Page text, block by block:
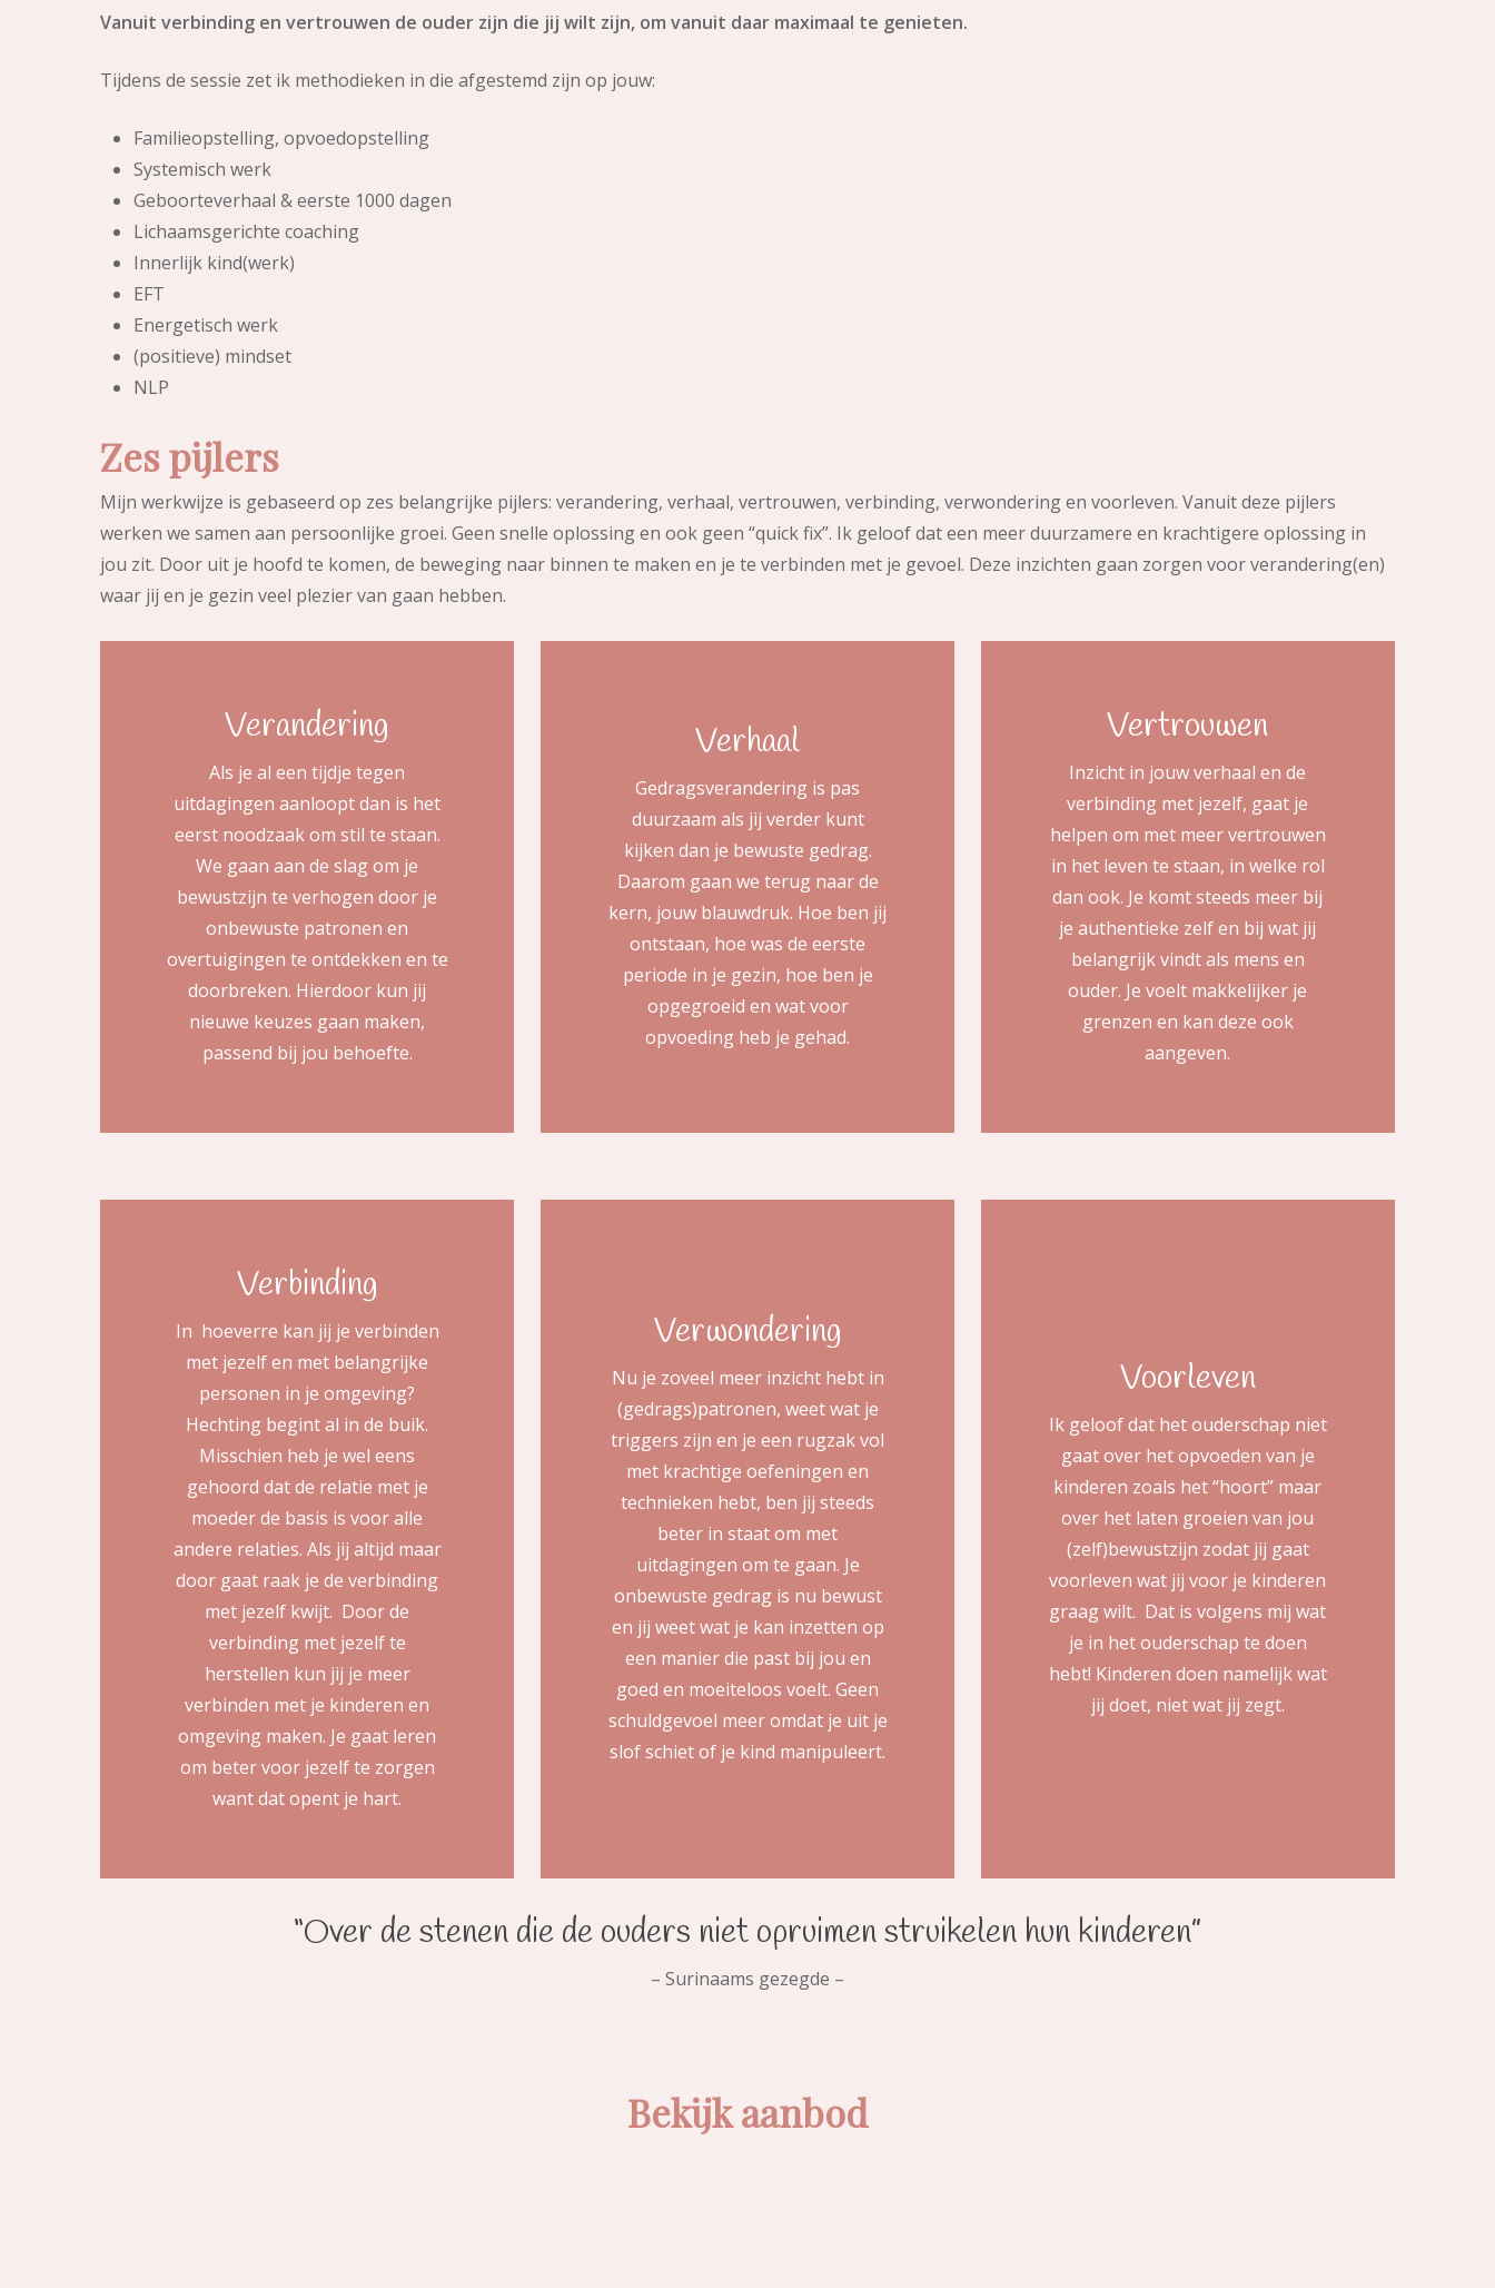
Vanuit verbinding en vertrouwen de ouder zijn die jij wilt zijn, om vanuit daar maximaal te genieten.
Tijdens de sessie zet ik methodieken in die afgestemd zijn op jouw:
Familieopstelling, opvoedopstelling
Systemisch werk
Geboorteverhaal & eerste 1000 dagen
Lichaamsgerichte coaching
Innerlijk kind(werk)
EFT
Energetisch werk
(positieve) mindset
NLP
Zespijlers
Mijn werkwijze is gebaseerd op zes belangrijke pijlers: verandering, verhaal, vertrouwen, verbinding, verwondering en voorleven. Vanuit deze pijlers
werken we samen aan persoonlijke groei. Geen snelle oplossing en ook geen “quick fix”. Ik geloof dat een meer duurzamere en krachtigere oplossing in
jou zit. Door uit je hoofd te komen, de beweging naar binnen te maken en je te verbinden met je gevoel. Deze inzichten gaan zorgen voor verandering(en)
waar jij en je gezin veel plezier van gaan hebben.
Verandering
Als je al een tijdje tegen
uitdagingen aanloopt dan is het
eerst noodzaak om stil te staan.
We gaan aan de slag om je
bewustzijn te verhogen door je
onbewuste patronen en
overtuigingen te ontdekken en te
doorbreken. Hierdoor kun jij
nieuwe keuzes gaan maken,
passend bij jou behoefte.
Verhaal
Gedragsverandering is pas
duurzaam als jij verder kunt
kijken dan je bewuste gedrag.
Daarom gaan we terug naar de
kern, jouw blauwdruk. Hoe ben jij
ontstaan, hoe was de eerste
periode in je gezin, hoe ben je
opgegroeid en wat voor
opvoeding heb je gehad.
Vertrouwen
Inzicht in jouw verhaal en de
verbinding met jezelf, gaat je
helpen om met meer vertrouwen
in het leven te staan, in welke rol
dan ook. Je komt steeds meer bij
je authentieke zelf en bij wat jij
belangrijk vindt als mens en
ouder. Je voelt makkelijker je
grenzen en kan deze ook
aangeven.
Verbinding
In hoeverre kan jij je verbinden
met jezelf en met belangrijke
personen in je omgeving?
Hechting begint al in de buik.
Misschien heb je wel eens
gehoord dat de relatie met je
moeder de basis is voor alle
andere relaties. Als jij altijd maar
door gaat raak je de verbinding
met jezelf kwijt. Door de
verbinding met jezelf te
herstellen kun jij je meer
verbinden met je kinderen en
omgeving maken. Je gaat leren
om beter voor jezelf te zorgen
want dat opent je hart.
Verwondering
Nu je zoveel meer inzicht hebt in
(gedrags)patronen, weet wat je
triggers zijn en je een rugzak vol
met krachtige oefeningen en
technieken hebt, ben jij steeds
beter in staat om met
uitdagingen om te gaan. Je
onbewuste gedrag is nu bewust
en jij weet wat je kan inzetten op
een manier die past bij jou en
goed en moeiteloos voelt. Geen
schuldgevoel meer omdat je uit je
slof schiet of je kind manipuleert.
Voorleven
Ik geloof dat het ouderschap niet
gaat over het opvoeden van je
kinderen zoals het “hoort” maar
over het laten groeien van jou
(zelf)bewustzijn zodat jij gaat
voorleven wat jij voor je kinderen
graag wilt. Dat is volgens mij wat
je in het ouderschap te doen
hebt! Kinderen doen namelijk wat
jij doet, niet wat jij zegt.
“Over de stenen die de ouders niet opruimen struikelen hun kinderen”
– Surinaams gezegde –
Bekijk aanbod